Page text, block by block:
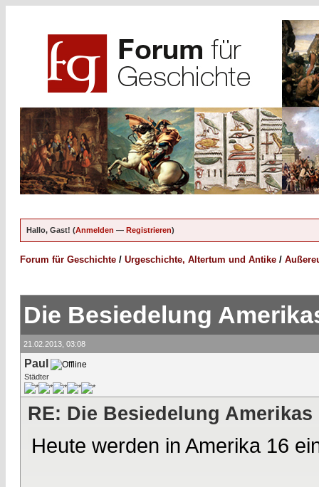
Hallo, Gast! (Anmelden — Registrieren)
Forum für Geschichte / Urgeschichte, Altertum und Antike /
Die Besiedelung
21.02.2013, 03:08
Paul
Städter
RE: Die Besiedelung Amerikas
Heute werden in Amerika 16